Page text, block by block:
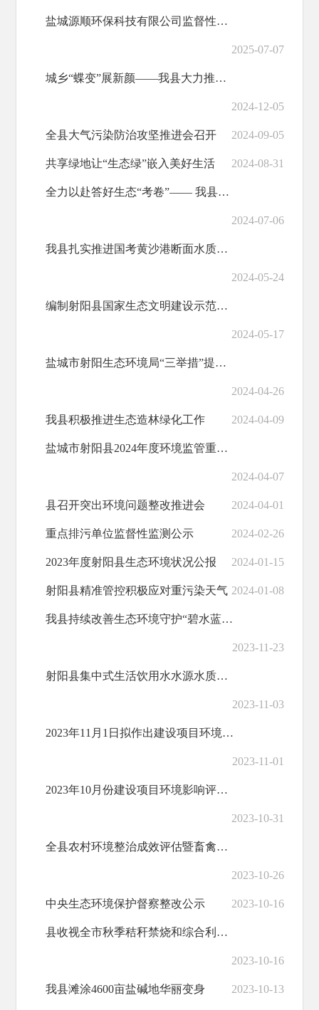
盐城源顺环保科技有限公司监督性监测公示
2025-07-07
城乡“蝶变”展新颜——我县大力推进人居环境改造提升工作掠影
2024-12-05
全县大气污染防治攻坚推进会召开 2024-09-05
共享绿地让“生态绿”嵌入美好生活 2024-08-31
全力以赴答好生态“考卷”—— 我县推进生态文明建设纪实
2024-07-06
我县扎实推进国考黄沙港断面水质提升工作
2024-05-24
编制射阳县国家生态文明建设示范区2023年年度自查报告项目竞争性磋商公告
2024-05-17
盐城市射阳生态环境局“三举措”提高生态环境执法监管水平
2024-04-26
我县积极推进生态造林绿化工作 2024-04-09
盐城市射阳县2024年度环境监管重点单位名录
2024-04-07
县召开突出环境问题整改推进会 2024-04-01
重点排污单位监督性监测公示 2024-02-26
2023年度射阳县生态环境状况公报 2024-01-15
射阳县精准管控积极应对重污染天气 2024-01-08
我县持续改善生态环境守护“碧水蓝天”
2023-11-23
射阳县集中式生活饮用水水源水质状况报告（2023年10月）
2023-11-03
2023年11月1日拟作出建设项目环境影响报告表审批意见的公示
2023-11-01
2023年10月份建设项目环境影响评价文件审批公告
2023-10-31
全县农村环境整治成效评估暨畜禽养殖污染排查整治提升工作会召开
2023-10-26
中央生态环境保护督察整改公示 2023-10-16
县收视全市秋季秸秆禁烧和综合利用以及垃圾禁烧工作电视电话会议实况
2023-10-16
我县滩涂4600亩盐碱地华丽变身 2023-10-13